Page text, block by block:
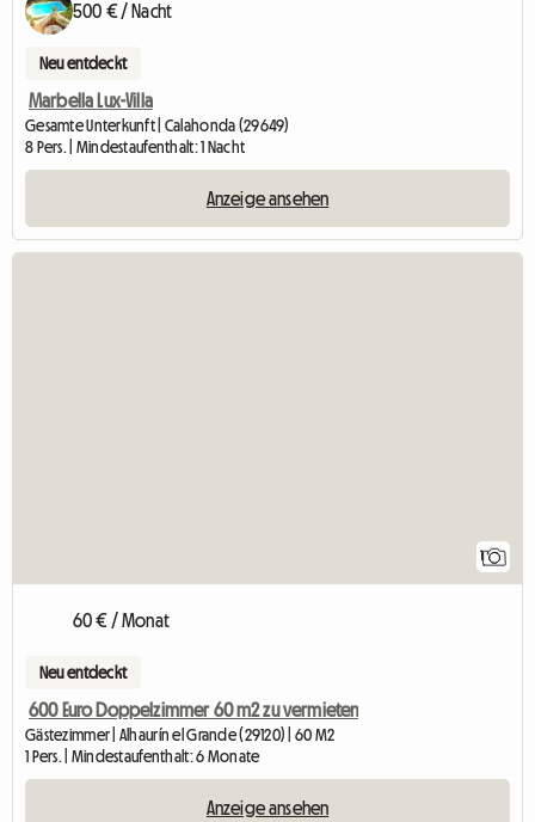
500 € / Nacht
Neu entdeckt
Marbella Lux-Villa
Gesamte Unterkunft | Calahonda (29649)
8 Pers. | Mindestaufenthalt: 1 Nacht
Anzeige ansehen
60 € / Monat
Neu entdeckt
600 Euro Doppelzimmer 60 m2 zu vermieten
Gästezimmer | Alhaurín el Grande (29120) | 60 M2
1 Pers. | Mindestaufenthalt: 6 Monate
Anzeige ansehen